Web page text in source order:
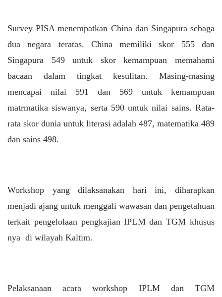
Survey PISA menempatkan China dan Singapura sebaga
dua negara teratas. China memiliki skor 555 dan
Singapura 549 untuk skor kemampuan memahami
bacaan dalam tingkat kesulitan. Masing-masing
mencapai nilai 591 dan 569 untuk kemampuan
matrmatika siswanya, serta 590 untuk nilai sains. Rata-
rata skor dunia untuk literasi adalah 487, matematika 489
dan sains 498.
Workshop yang dilaksanakan hari ini, diharapkan
menjadi ajang untuk menggali wawasan dan pengetahuan
terkait pengelolaan pengkajian IPLM dan TGM khusus
nya di wilayah Kaltim.
Pelaksanaan acara workshop IPLM dan TGM